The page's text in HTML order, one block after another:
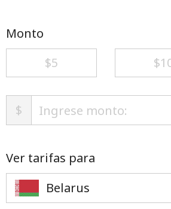
Monto
⁦$5⁩
$
Ver tarifas para